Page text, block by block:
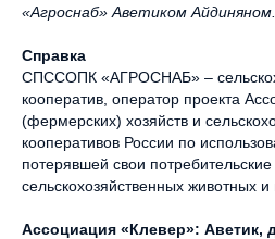
«Агроснаб» Аветиком Айдиняном.
Справка
СПССОПК «АГРОСНАБ» –
кооператив, оператор проекта
(фермерских) хозяйств и
кооперативов России по
потерявшей свои
сельскохозяйственных животных и
Ассоциация «Клевер»: Аветик,